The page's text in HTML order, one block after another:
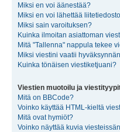
Miksi en voi äänestää?
Miksi en voi lähettää
Miksi sain varoituksen?
Kuinka ilmoitan asiattoman
Mitä "Tallenna" nappula tekee
Miksi viestini vaatii
Kuinka tönäisen viestiketjuani?
Viestien muotoilu ja
Mitä on BBCode?
Voinko käyttää HTML-kieltä
Mitä ovat hymiöt?
Voinko näyttää kuvia